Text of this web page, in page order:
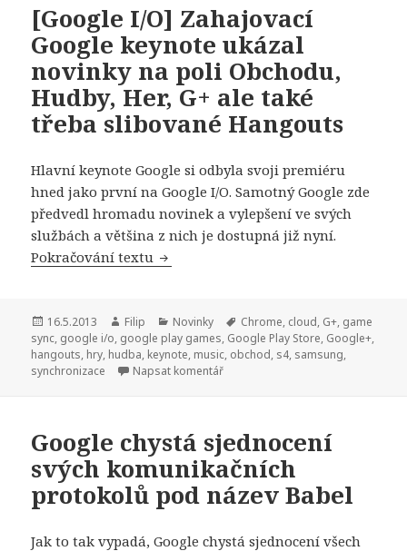
[Google I/O] Zahajovací
Google keynote ukázal
novinky na poli Obchodu,
Hudby, Her, G+ ale také
třeba slibované Hangouts
Hlavní keynote Google si odbyla svoji premiéru
hned jako první na Google I/O. Samotný Google zde
předvedl hromadu novinek a vylepšení ve svých
službách a většina z nich je dostupná již nyní.
Pokračování textu [Google I/O] Zahajovací Google
Publikováno:
16.5.2013 Autor:
Filip Rubriky:
Novinky Štítky:
Chrome, cloud, G+, game
sync, google i/o, google play games, Google Play Store, Google+,
hangouts, hry, hudba, keynote, music, obchod, s4, samsung,
synchronizace
Napsat komentář
Google chystá sjednocení
svých komunikačních
protokolů pod název Babel
Jak to tak vypadá, Google chystá sjednocení všech